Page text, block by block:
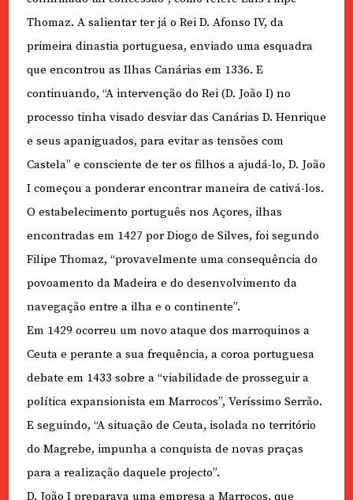
Thomaz. A salientar ter já o Rei D. Afonso IV, da
primeira dinastia portuguesa, enviado uma esquadra
que encontrou as Ilhas Canárias em 1336. E
continuando, “A intervenção do Rei (D. João I) no
processo tinha visado desviar das Canárias D. Henrique
e seus apaniguados, para evitar as tensões com
Castela” e consciente de ter os filhos a ajudá-lo, D. João
I começou a ponderar encontrar maneira de cativá-los.
O estabelecimento português nos Açores, ilhas
encontradas em 1427 por Diogo de Silves, foi segundo
Filipe Thomaz, “provavelmente uma consequência do
povoamento da Madeira e do desenvolvimento da
navegação entre a ilha e o continente”.
Em 1429 ocorreu um novo ataque dos marroquinos a
Ceuta e perante a sua frequência, a coroa portuguesa
debate em 1433 sobre a “viabilidade de prosseguir a
política expansionista em Marrocos”, Veríssimo Serrão.
E seguindo, “A situação de Ceuta, isolada no território
do Magrebe, impunha a conquista de novas praças
para a realização daquele projecto”.
D. João I preparava uma empresa a Marrocos, que